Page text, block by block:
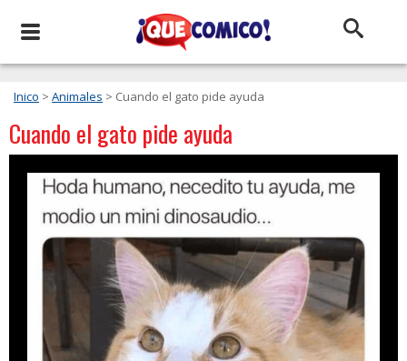
Inico > Animales > Cuando el gato pide ayuda
Cuando el gato pide ayuda